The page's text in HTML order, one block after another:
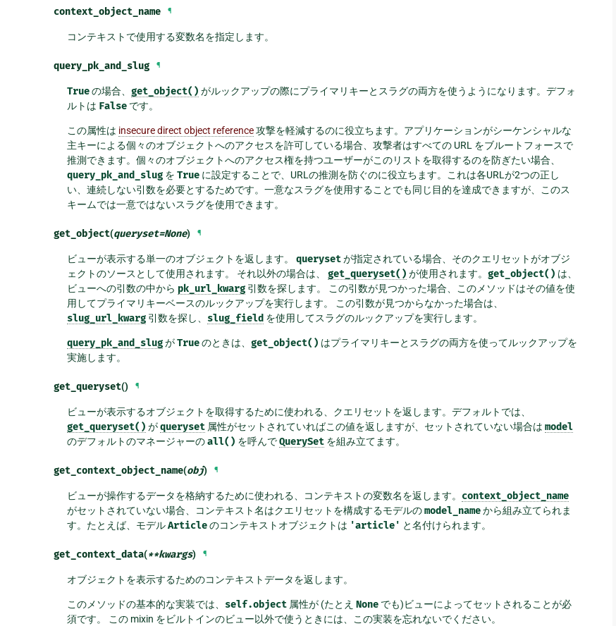
context_object_name ¶
コンテキストで使用する変数名を指定します。
query_pk_and_slug ¶
Trueの場合、get_object() がルックアップの際にプライマリキーとスラグの両方を使うようになります。デフォ
ルトは False です。
この属性は insecure direct object reference攻撃を軽減するのに役立ちます。アプリケーションがシーケンシャルな
主キーによる個々のオブジェクトへのアクセスを許可している場合、攻撃者はすべての URL をブルートフォースで
推測できます。個々のオブジェクトへのアクセス権を持つユーザーがこのリストを取得するのを防ぎたい場合、
query_pk_and_slug をTrue に設定することで、URLの推測を防ぐのに役立ちます。これは各URLが2つの正し
い、連続しない引数を必要とするためです。一意なスラグを使用することでも同じ目的を達成できますが、このス
キームでは一意ではないスラグを使用できます。
get_object(queryset=None) ¶
ビューが表示する単一のオブジェクトを返します。querysetが指定されている場合、そのクエリセットがオブジ
ェクトのソースとして使用されます。 それ以外の場合は、get_queryset() が使用されます。get_object() は、
ビューへの引数の中から pk_url_kwarg 引数を探します。 この引数が見つかった場合、このメソッドはその値を使
用してプライマリキーベースのルックアップを実行します。 この引数が見つからなかった場合は、
slug_url_kwarg 引数を探し、 slug_field を使用してスラグのルックアップを実行します。
query_pk_and_slugがTrueのときは、get_object() はプライマリキーとスラグの両方を使ってルックアップを
実施します。
get_queryset() ¶
ビューが表示するオブジェクトを取得するために使われる、クエリセットを返します。デフォルトでは、
get_queryset() がqueryset 属性がセットされていればこの値を返しますが、セットされていない場合はmodel
のデフォルトのマネージャーのall() を呼んでQuerySet を組み立てます。
get_context_object_name(obj) ¶
ビューが操作するデータを格納するために使われる、コンテキストの変数名を返します。 context_object_name
がセットされていない場合、コンテキスト名はクエリセットを構成するモデルのmodel_nameから組み立てられま
す。たとえば、モデルArticleのコンテキストオブジェクトは 'article' と名付けられます。
get_context_data(**kwargs) ¶
オブジェクトを表示するためのコンテキストデータを返します。
このメソッドの基本的な実装では、 self.object 属性が (たとえNone でも)ビューによってセットされることが必
須です。 この mixin をビルトインのビュー以外で使うときには、この実装を忘れないでください。